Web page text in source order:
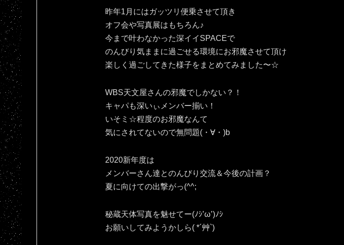
昨年1月にはガッツリ便乗させて頂き
オフ会や写真展はもちろん♪
今まで叶わなかった深イイSPACEで
のんびり気ままに過ごせる環境にお邪魔させて頂け
楽しく過ごしてきた様子をまとめてみました〜☆
WBS天文屋さんの邪魔でしかない？！
キャパも深いぃメンバー揃い！
いそミ☆程度のお邪魔なんて
気にされてないので無問題(・∀・)b
2020新年度は
メンバーさん達とのんびり交流＆今後の計画？
夏に向けての出撃がっ(^^;
秘蔵天体写真を魅せてー(ﾉｼ’ω’)ﾉｼ
お願いしてみようかしら( *´艸`)